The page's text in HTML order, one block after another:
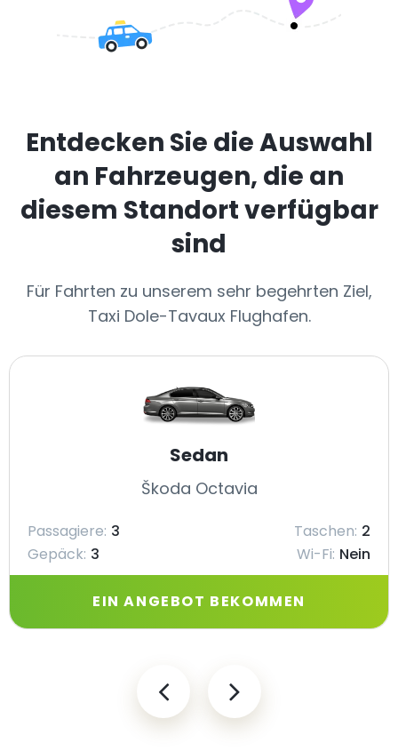
Entdecken Sie die Auswahl
an Fahrzeugen, die an
diesem Standort verfügbar
sind
Für Fahrten zu unserem sehr begehrten Ziel,
Taxi Dole-Tavaux Flughafen.
Sedan
Škoda Octavia
Passagiere: 3 Taschen: 2
Gepäck: 3 Wi-Fi: Nein
EIN ANGEBOT BEKOMMEN